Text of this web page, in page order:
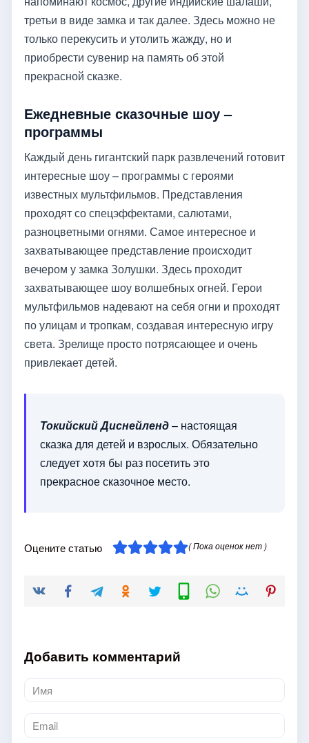
третьи в виде замка и так далее. Здесь можно не
только перекусить и утолить жажду, но и
приобрести сувенир на память об этой
прекрасной сказке.
Ежедневные сказочные шоу –
программы
Каждый день гигантский парк развлечений готовит
интересные шоу – программы с героями
известных мультфильмов. Представления
проходят со спецэффектами, салютами,
разноцветными огнями. Самое интересное и
захватывающее представление происходит
вечером у замка Золушки. Здесь проходит
захватывающее шоу волшебных огней. Герои
мультфильмов надевают на себя огни и проходят
по улицам и тропкам, создавая интересную игру
света. Зрелище просто потрясающее и очень
привлекает детей.
Токийский Диснейленд– настоящая
сказка для детей и взрослых. Обязательно
следует хотя бы раз посетить это
прекрасное сказочное место.
Оцените статью ( Пока оценок нет )
Добавить комментарий
Имя
*
Email
*